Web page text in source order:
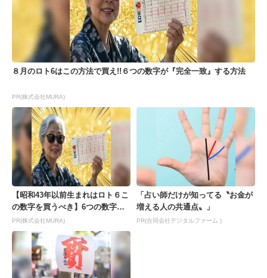
８月のロト6はこの方法で買え!!６つの数字が『完全一致』する方法
PR(株式会社MURA)
【昭和43年以前生まれはロト６こ
の数字を買うべき】6つの数字が
「完全一致」する方...
PR(株式会社MURA)
「占い師だけが知ってる〝お金が
増える人の共通点〟」
PR(合同会社デジタルファーム )